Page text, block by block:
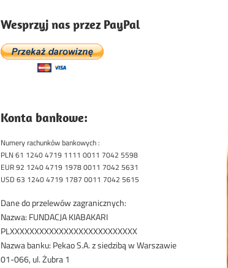
Wesprzyj nas przez PayPal
Konta bankowe:
Numery rachunków bankowych :
PLN 61 1240 4719 1111 0011 7042 5598
EUR 92 1240 4719 1978 0011 7042 5631
USD 63 1240 4719 1787 0011 7042 5615
Dane do przelewów zagranicznych:
Nazwa: FUNDACJA KIABAKARI
PLXXXXXXXXXXXXXXXXXXXXXXXXXX
Nazwa banku: Pekao S.A. z siedzibą w Warszawie
01-066, ul. Żubra 1